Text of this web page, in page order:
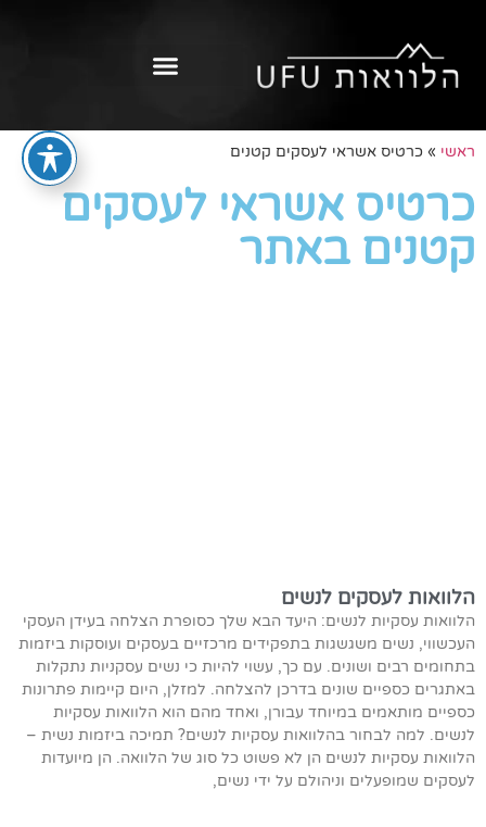
ראשי » כרטיס אשראי לעסקים קטנים
כרטיס אשראי לעסקים
קטנים באתר
הלוואות לעסקים לנשים
הלוואות עסקיות לנשים: היעד הבא שלך כסופרת הצלחה בעידן העסקי
העכשווי, נשים משגשגות בתפקידים מרכזיים בעסקים ועוסקות ביזמות
בתחומים רבים ושונים. עם כך, עשוי להיות כי נשים עסקניות נתקלות
באתגרים כספיים שונים בדרכן להצלחה. למזלן, היום קיימות פתרונות
כספיים מותאמים במיוחד עבורן, ואחד מהם הוא הלוואות עסקיות
לנשים. למה לבחור בהלוואות עסקיות לנשים? תמיכה ביזמות נשית –
הלוואות עסקיות לנשים הן לא פשוט כל סוג של הלוואה. הן מיועדות
לעסקים שמופעלים וניהולם על ידי נשים,